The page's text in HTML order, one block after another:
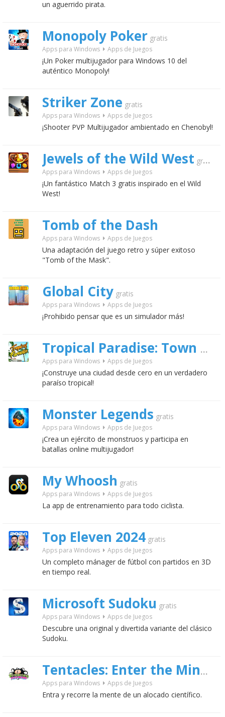
un aguerrido pirata.
Monopoly Poker gratis
Apps para Windows Apps de Juegos
¡Un Poker multijugador para Windows 10 del
auténtico Monopoly!
Striker Zone gratis
Apps para Windows Apps de Juegos
¡Shooter PVP Multijugador ambientado en Chenobyl!
Jewels of the Wild West gratis
Apps para Windows Apps de Juegos
¡Un fantástico Match 3 gratis inspirado en el Wild
West!
Tomb of the Dash
Apps para Windows Apps de Juegos
Una adaptación del juego retro y súper exitoso
"Tomb of the Mask".
Global City gratis
Apps para Windows Apps de Juegos
¡Prohibido pensar que es un simulador más!
Tropical Paradise: Town City
Apps para Windows Apps de Juegos
¡Construye una ciudad desde cero en un verdadero
paraíso tropical!
Monster Legends gratis
Apps para Windows Apps de Juegos
¡Crea un ejército de monstruos y participa en
batallas online multijugador!
My Whoosh gratis
Apps para Windows Apps de Juegos
La app de entrenamiento para todo ciclista.
Top Eleven 2024 gratis
Apps para Windows Apps de Juegos
Un completo mánager de fútbol con partidos en 3D
en tiempo real.
Microsoft Sudoku gratis
Apps para Windows Apps de Juegos
Descubre una original y divertida variante del clásico
Sudoku.
Tentacles: Enter the Mind
Apps para Windows Apps de Juegos
Entra y recorre la mente de un alocado científico.